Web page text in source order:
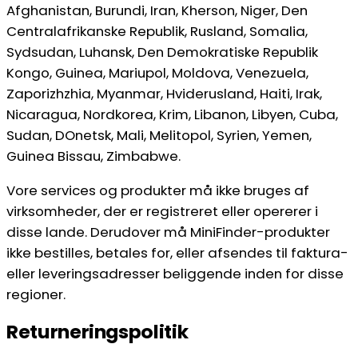
Afghanistan, Burundi, Iran, Kherson, Niger, Den
Centralafrikanske Republik, Rusland, Somalia,
Sydsudan, Luhansk, Den Demokratiske Republik
Kongo, Guinea, Mariupol, Moldova, Venezuela,
Zaporizhzhia, Myanmar, Hviderusland, Haiti, Irak,
Nicaragua, Nordkorea, Krim, Libanon, Libyen, Cuba,
Sudan, DOnetsk, Mali, Melitopol, Syrien, Yemen,
Guinea Bissau, Zimbabwe.
Vore services og produkter må ikke bruges af
virksomheder, der er registreret eller opererer i
disse lande. Derudover må MiniFinder-produkter
ikke bestilles, betales for, eller afsendes til faktura-
eller leveringsadresser beliggende inden for disse
regioner.
Returneringspolitik